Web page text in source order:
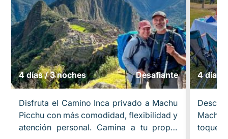
4 días / 3 noches Desafiante
Disfruta el Camino Inca privado a Machu
Picchu con más comodidad, flexibilidad y
atención personal. Camina a tu propio
4 días
Machu
toque